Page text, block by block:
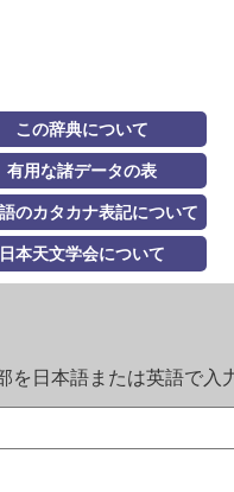
この辞典について
有用な諸データの表
のカタカナ表記について
日本天文学会について
を日本語または英語で入